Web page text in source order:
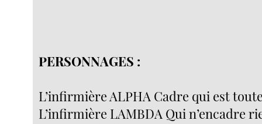
PERSONNAGES :
L’infirmière ALPHA Cadre qui est
L’infirmière LAMBDA Qui n’encadre